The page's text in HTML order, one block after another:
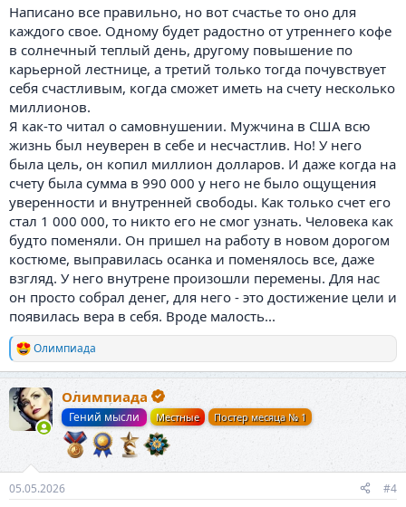
Написано все правильно, но вот счастье то оно для
каждого свое. Одному будет радостно от утреннего кофе
в солнечный теплый день, другому повышение по
карьерной лестнице, а третий только тогда почувствует
себя счастливым, когда сможет иметь на счету несколько
миллионов.
Я как-то читал о самовнушении. Мужчина в США всю
жизнь был неуверен в себе и несчастлив. Но! У него
была цель, он копил миллион долларов. И даже когда на
счету была сумма в 990 000 у него не было ощущения
уверенности и внутренней свободы. Как только счет его
стал 1 000 000, то никто его не смог узнать. Человека как
будто поменяли. Он пришел на работу в новом дорогом
костюме, выправилась осанка и поменялось все, даже
взгляд. У него внутрене произошли перемены. Для нас
он просто собрал денег, для него - это достижение цели и
появилась вера в себя. Вроде малость...
Р
е
к
ц
Олимпиада
Олимпиада
Гений мысли Местные Постер месяца № 1
05.05.2026 #4